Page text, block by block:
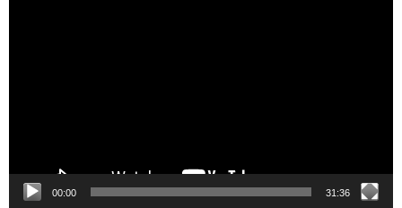
00:00 31:36